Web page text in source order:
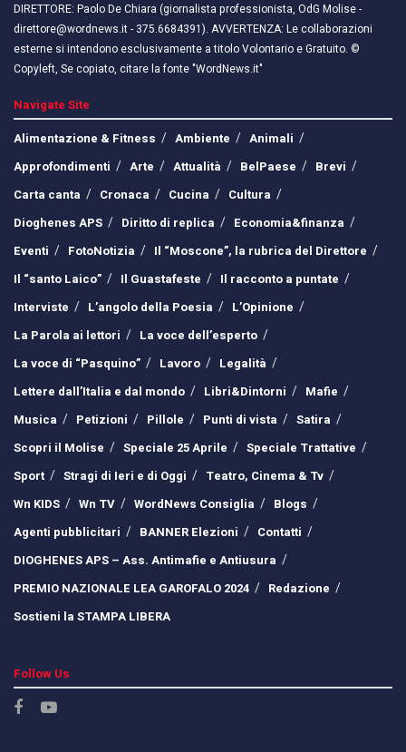
DIRETTORE: Paolo De Chiara (giornalista professionista, OdG Molise -
direttore@wordnews.it - ​​375.6684391). AVVERTENZA: Le collaborazioni
esterne si intendono esclusivamente a titolo Volontario e Gratuito. ©
Copyleft, Se copiato, citare la fonte "WordNews.it"
Navigate Site
Alimentazione & Fitness
Ambiente
Animali
Approfondimenti
Arte Attualità BelPaese
Brevi
Carta canta
Cronaca Cucina
Cultura
Dioghenes APS
Diritto di replica
Economia&finanza
Eventi
FotoNotizia
Il “Moscone”, la rubrica del Direttore
Il “santo Laico”
Il Guastafeste
Il racconto a puntate
Interviste
L’angolo della Poesia
L’Opinione
La Parola ai lettori
La voce dell’esperto
La voce di “Pasquino”
Lavoro
Legalità
Lettere dall’Italia e dal mondo
Libri&Dintorni
Mafie
Musica
Petizioni Pillole Punti di vista
Satira
Scopri il Molise
Speciale 25 Aprile
Speciale Trattative
Sport
Stragi di Ieri e di Oggi
Teatro, Cinema & Tv
Wn KIDS
Wn TV WordNews Consiglia
Blogs
Agenti pubblicitari
BANNER Elezioni
Contatti
DIOGHENES APS – Ass. Antimafie e Antiusura
PREMIO NAZIONALE LEA GAROFALO 2024
Redazione
Sostieni la STAMPA LIBERA
Follow Us